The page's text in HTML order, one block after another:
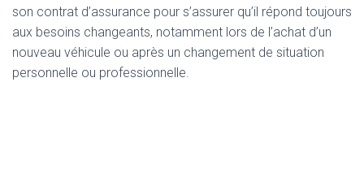
son contrat d’assurance pour s’assurer qu’il répond toujours
aux besoins changeants, notamment lors de l’achat d’un
nouveau véhicule ou après un changement de situation
personnelle ou professionnelle.